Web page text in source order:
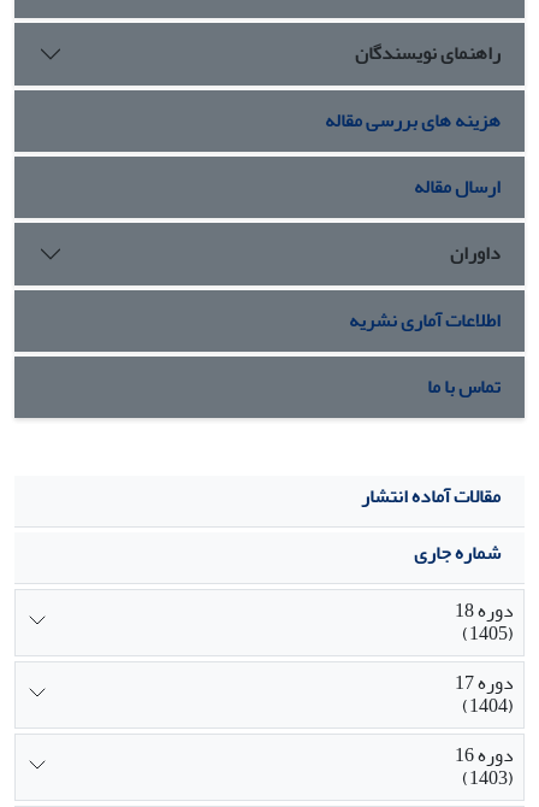
راهنمای نویسندگان
هزینه های بررسی مقاله
ارسال مقاله
داوران
اطلاعات آماری نشریه
تماس با ما
مقالات آماده انتشار
شماره جاری
دوره 18
(1405)
دوره 17
(1404)
دوره 16
(1403)